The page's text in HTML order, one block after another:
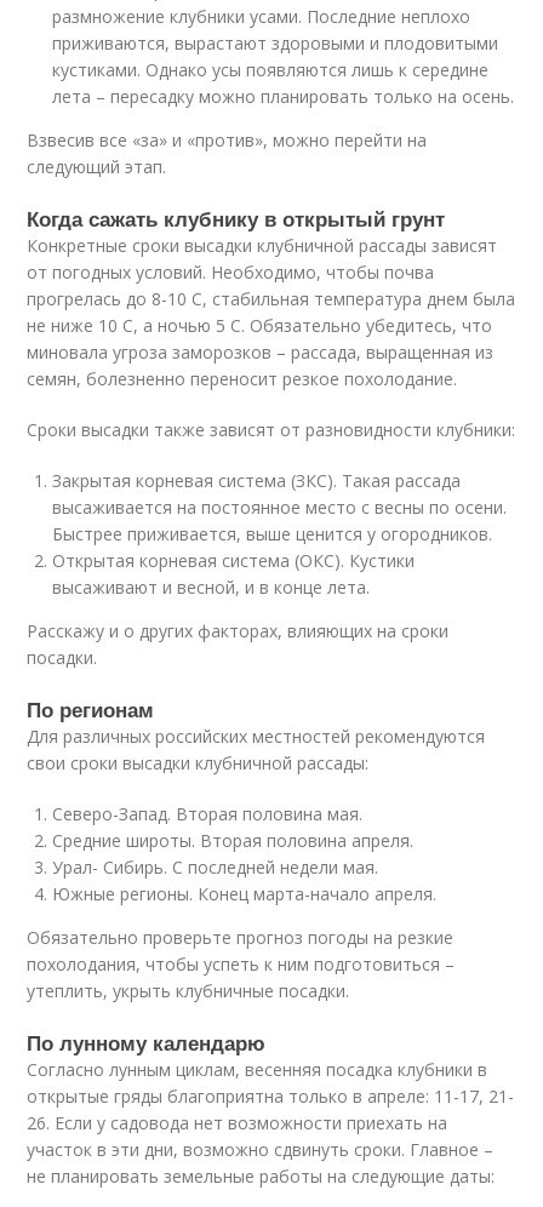
размножение клубники усами. Последние неплохо
приживаются, вырастают здоровыми и плодовитыми
кустиками. Однако усы появляются лишь к середине
лета – пересадку можно планировать только на осень.
Взвесив все «за» и «против», можно перейти на
следующий этап.
Когда сажать клубнику в открытый грунт
Конкретные сроки высадки клубничной рассады зависят
от погодных условий. Необходимо, чтобы почва
прогрелась до 8-10 С, стабильная температура днем была
не ниже 10 С, а ночью 5 С. Обязательно убедитесь, что
миновала угроза заморозков – рассада, выращенная из
семян, болезненно переносит резкое похолодание.
Сроки высадки также зависят от разновидности клубники:
Закрытая корневая система (ЗКС). Такая рассада
высаживается на постоянное место с весны по осени.
Быстрее приживается, выше ценится у огородников.
Открытая корневая система (ОКС). Кустики
высаживают и весной, и в конце лета.
Расскажу и о других факторах, влияющих на сроки
посадки.
По регионам
Для различных российских местностей рекомендуются
свои сроки высадки клубничной рассады:
Северо-Запад. Вторая половина мая.
Средние широты. Вторая половина апреля.
Урал- Сибирь. С последней недели мая.
Южные регионы. Конец марта-начало апреля.
Обязательно проверьте прогноз погоды на резкие
похолодания, чтобы успеть к ним подготовиться –
утеплить, укрыть клубничные посадки.
По лунному календарю
Согласно лунным циклам, весенняя посадка клубники в
открытые гряды благоприятна только в апреле: 11-17, 21-
26. Если у садовода нет возможности приехать на
участок в эти дни, возможно сдвинуть сроки. Главное –
не планировать земельные работы на следующие даты: